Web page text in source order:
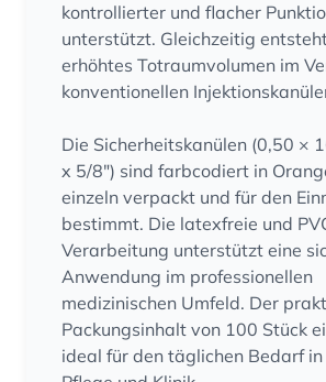
kontrollierter und flacher
unterstützt. Gleichzeitig
erhöhtes Totraumvolumen im
konventionellen
Die Sicherheitskanülen (0,50 ×
x 5/8") sind farbcodiert in
einzeln verpackt und für den
bestimmt. Die latexfreie und
Verarbeitung unterstützt eine
Anwendung im professionellen
medizinischen Umfeld. Der
Packungsinhalt von 100 Stück
ideal für den täglichen Bedarf in